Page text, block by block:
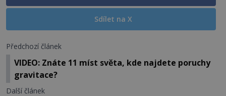
Sdílet na X
Předchozí článek
VIDEO: Znáte 11 míst světa, kde najdete poruchy
gravitace?
Další článek